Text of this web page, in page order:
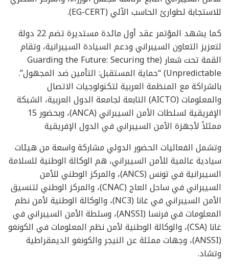
للاستجابة لطوارئ الحاسب الآلي (EG-CERT).
كما يشهد المؤتمر عقد أول مائدة مستديرة تضم 22 دولة
لتعزيز التعاون السيبراني ودعم السيادة السيبرانية، وتقام
القمة تحت شعار (Guarding the Future: Securing the
Unpredictable) “حماية المستقبل: التأمين ضد المجهول”.
بالشراكة مع المنظمة العربية لتكنولوجيات الاتصال
والمعلومات (AICTO) التابعة لجامعة الدول العربية، الشبكة
الإفريقية لسلطات الأمن السيبراني (ANCA)، وبحضور 15
ممثلاً لأجهزة الأمن السيبراني في الدول الإفريقية
وتشمل الفعاليات الحضور الدولي مشاركة واسعة من هيئات
سيادية عالمية للأمن السيبراني، هم الوكالة الوطنية للسلامة
السيبرانية في تونس (ANCS)، والمركز الوطني للأمن
السيبراني في ساحل العاج (CNAC)، والمركز الوطني لتنسيق
الأمن السيبراني في غانا (NC3)، والوكالة الوطنية لأمن نظم
المعلومات في فرنسا (ANSSI)، وسلطة الأمن السيبراني في
غانا (CSA)، والوكالة الوطنية لأمن نظم المعلومات في الكونغو
(ANSSI)، وجهات ممثلة عن النيجر والكونغو الديمقراطية
وتشاد.